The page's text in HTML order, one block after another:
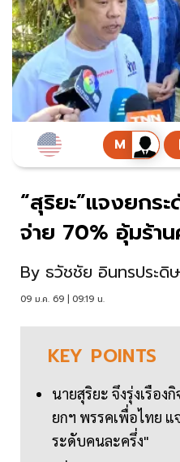
“สุริยะ”แจงยกร
จ่าย 70% อุ้มร้า
By ธวัชชัย อินทรประดิ
09 ม.ค. 69 | 09:19 น.
KEY POINTS
นายสุริยะ จึงรุ่งเรือ
ยกฯ พรรคเพื่อไทย แ
ระดับคนละครึ่ง"